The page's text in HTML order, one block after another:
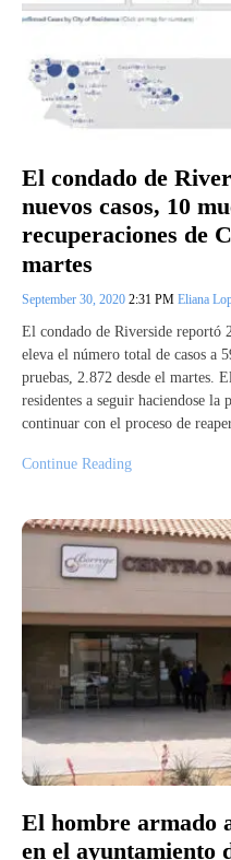
El condado de
nuevos casos, 10
recuperaciones de
martes
September 30, 2020 2:31 PM Eliana
El condado de Riverside reportó
eleva el número total de casos a
pruebas, 2.872 desde el martes.
residentes a seguir haciendose la
continuar con el proceso de
Continue Reading
El hombre armado
en el ayuntamiento